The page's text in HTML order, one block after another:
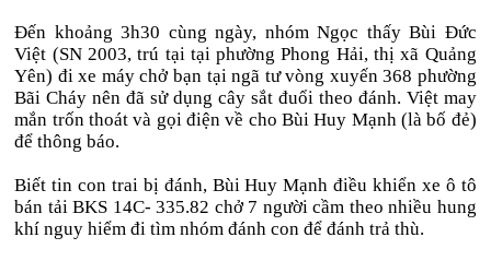
Đến khoảng 3h30 cùng ngày, nhóm Ngọc thấy Bùi Đức
Việt (SN 2003, trú tại tại phường Phong Hải, thị xã Quảng
Yên) đi xe máy chở bạn tại ngã tư vòng xuyến 368 phường
Bãi Cháy nên đã sử dụng cây sắt đuổi theo đánh. Việt may
mắn trốn thoát và gọi điện về cho Bùi Huy Mạnh (là bố đẻ)
để thông báo.
Biết tin con trai bị đánh, Bùi Huy Mạnh điều khiển xe ô tô
bán tải BKS 14C- 335.82 chở 7 người cầm theo nhiều hung
khí nguy hiểm đi tìm nhóm đánh con để đánh trả thù.